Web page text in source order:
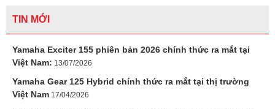
TIN MỚI
Yamaha Exciter 155 phiên bản 2026 chính thức ra mắt tại
Việt Nam: 13/07/2026
Yamaha Gear 125 Hybrid chính thức ra mắt tại thị trường
Việt Nam 17/04/2026